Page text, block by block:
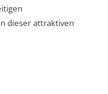
dieser attraktiven